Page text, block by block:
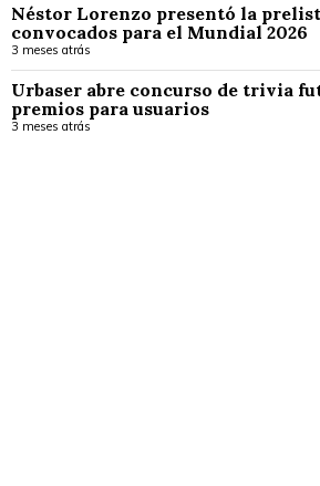
Néstor Lorenzo presentó la
convocados para el Mundial 2026
3 meses atrás
Urbaser abre concurso de trivia
premios para usuarios
3 meses atrás